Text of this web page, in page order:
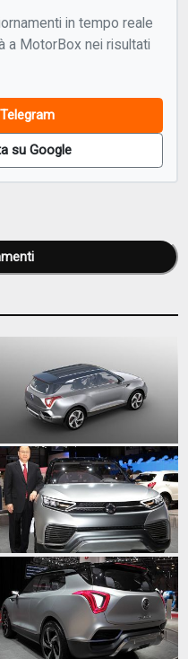
in tempo reale
a MotorBox nei risultati
su Google